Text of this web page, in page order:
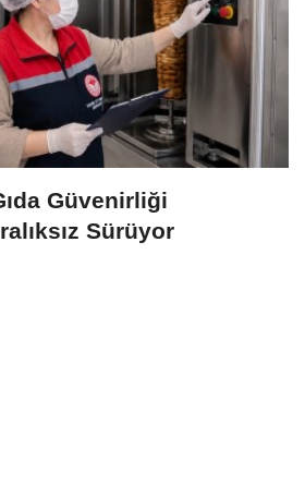
Güvenirliği
Sürüyor